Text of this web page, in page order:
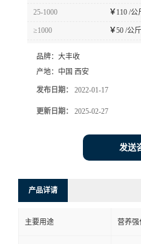
25-1000 ￥110 /公
≥1000 ￥50 /公斤
品牌： 大丰收
产地： 中国 西安
发布日期： 2022-01-17
更新日期： 2025-02-27
发送
产品详请
主要用途 营养强